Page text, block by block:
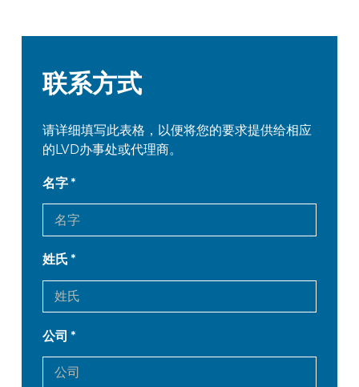
联系方式
请详细填写此表格，以便将您的要求提供给相应
的LVD办事处或代理商。
名字
姓氏
公司